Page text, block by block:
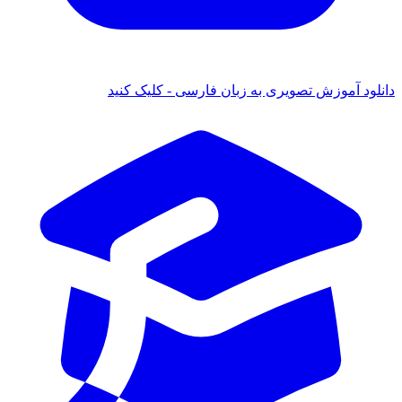
آموزش تصویری به زبان فارسی - کلیک کنید